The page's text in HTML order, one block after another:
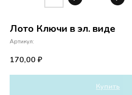
Лото Ключи в эл. виде
Артикул:
170,00 ₽
Купить